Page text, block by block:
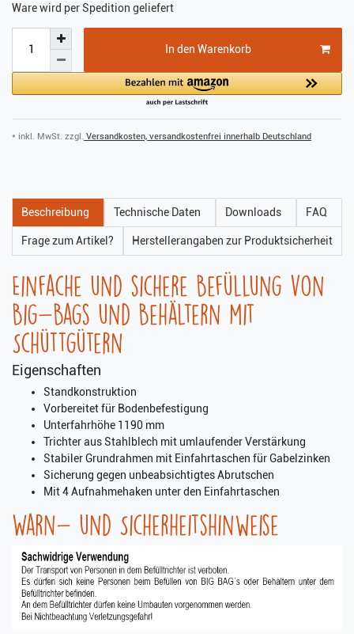
Ware wird per Spedition geliefert
In den Warenkorb
* inkl. MwSt. zzgl. Versandkosten, versandkostenfrei innerhalb Deutschland
Beschreibung Technische Daten Downloads FAQ
Frage zum Artikel? Herstellerangaben zur Produktsicherheit
Einfache und sichere Befüllung von
Big-Bags und Behältern mit
Schüttgütern
Eigenschaften
Standkonstruktion
Vorbereitet für Bodenbefestigung
Unterfahrhöhe 1190 mm
Trichter aus Stahlblech mit umlaufender Verstärkung
Stabiler Grundrahmen mit Einfahrtaschen für Gabelzinken
Sicherung gegen unbeabsichtigtes Abrutschen
Mit 4 Aufnahmehaken unter den Einfahrtaschen
Warn- und Sicherheitshinweise